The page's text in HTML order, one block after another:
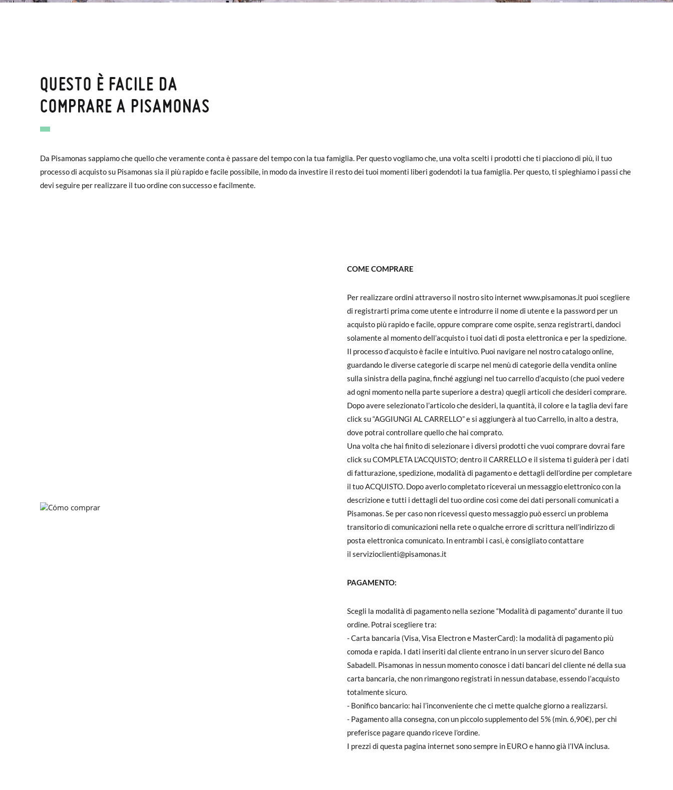
QUESTO È FACILE DA
COMPRARE A PISAMONAS
Da Pisamonas sappiamo che quello che veramente conta è passare del tempo con la tua famiglia. Per questo vogliamo che, una volta scelti i prodotti che ti piacciono di più, il tuo
processo di acquisto su Pisamonas sia il più rapido e facile possibile, in modo da investire il resto dei tuoi momenti liberi godendoti la tua famiglia. Per questo, ti spieghiamo i passi che
devi seguire per realizzare il tuo ordine con successo e facilmente.
COME COMPRARE
Per realizzare ordini attraverso il nostro sito internet www.pisamonas.it puoi scegliere
di registrarti prima come utente e introdurre il nome di utente e la password per un
acquisto più rapido e facile, oppure comprare come ospite, senza registrarti, dandoci
solamente al momento dell’acquisto i tuoi dati di posta elettronica e per la spedizione.
Il processo d’acquisto è facile e intuitivo. Puoi navigare nel nostro catalogo online,
guardando le diverse categorie di scarpe nel menù di categorie della vendita online
sulla sinistra della pagina, finché aggiungi nel tuo carrello d’acquisto (che puoi vedere
ad ogni momento nella parte superiore a destra) quegli articoli che desideri comprare.
Dopo avere selezionato l’articolo che desideri, la quantità, il colore e la taglia devi fare
click su “AGGIUNGI AL CARRELLO” e si aggiungerà al tuo Carrello, in alto a destra,
dove potrai controllare quello che hai comprato.
Una volta che hai finito di selezionare i diversi prodotti che vuoi comprare dovrai fare
click su COMPLETA L'ACQUISTO; dentro il CARRELLO e il sistema ti guiderà per i dati
di fatturazione, spedizione, modalità di pagamento e dettagli dell’ordine per completare
il tuo ACQUISTO. Dopo averlo completato riceverai un messaggio elettronico con la
descrizione e tutti i dettagli del tuo ordine così come dei dati personali comunicati a
Pisamonas. Se per caso non ricevessi questo messaggio può esserci un problema
transitorio di comunicazioni nella rete o qualche errore di scrittura nell’indirizzo di
posta elettronica comunicato. In entrambi i casi, è consigliato contattare
il servizioclienti@pisamonas.it
PAGAMENTO:
Scegli la modalità di pagamento nella sezione “Modalità di pagamento” durante il tuo
ordine. Potrai scegliere tra:
- Carta bancaria (Visa, Visa Electron e MasterCard): la modalità di pagamento più
comoda e rapida. I dati inseriti dal cliente entrano in un server sicuro del Banco
Sabadell. Pisamonas in nessun momento conosce i dati bancari del cliente né della sua
carta bancaria, che non rimangono registrati in nessun database, essendo l’acquisto
totalmente sicuro.
- Bonifico bancario: hai l’inconveniente che ci mette qualche giorno a realizzarsi.
- Pagamento alla consegna, con un piccolo supplemento del 5% (min. 6,90€), per chi
preferisce pagare quando riceve l’ordine.
I prezzi di questa pagina internet sono sempre in EURO e hanno già l’IVA inclusa.